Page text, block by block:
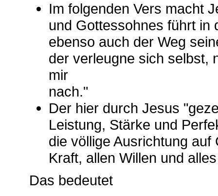
Im folgenden Vers macht
und Gottessohnes führt in
ebenso auch der Weg
der verleugne sich selbst,
mir
nach."
Der hier durch Jesus
Leistung, Stärke und
die völlige Ausrichtung
Kraft, allen Willen und
Das bedeutet